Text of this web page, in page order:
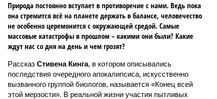
Природа постоянно вступает в противоречие с нами. Ведь пока
она стремится всё на планете держать в балансе, человечество
не особенно церемонится с окружающей средой. Самые
массовые катастрофы в прошлом – какими они были? Какие
ждут нас со дня на день и чем грозят?
Рассказ Стивена Кинга, в котором описывались
последствия очередного апокалипсиса, искусственно
вызванного группой биологов, называется «Конец всей
этой мерзости». В реальной жизни участия пытливых